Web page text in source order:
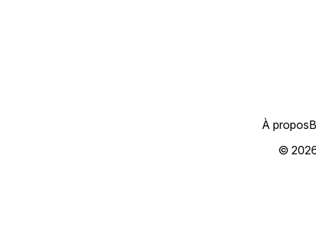
©
À propos